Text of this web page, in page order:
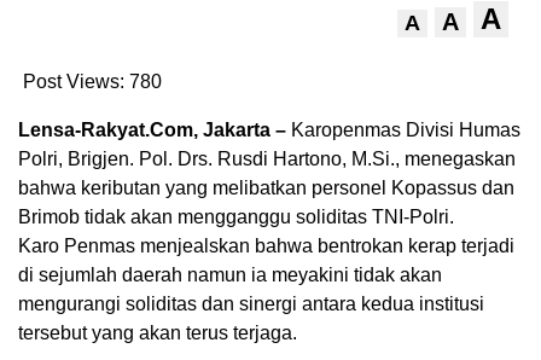
A A A
Post Views: 780
Lensa-Rakyat.Com, Jakarta – Karopenmas Divisi Humas
Polri, Brigjen. Pol. Drs. Rusdi Hartono, M.Si., menegaskan
bahwa keributan yang melibatkan personel Kopassus dan
Brimob tidak akan mengganggu soliditas TNI-Polri.
Karo Penmas menjealskan bahwa bentrokan kerap terjadi
di sejumlah daerah namun ia meyakini tidak akan
mengurangi soliditas dan sinergi antara kedua institusi
tersebut yang akan terus terjaga.